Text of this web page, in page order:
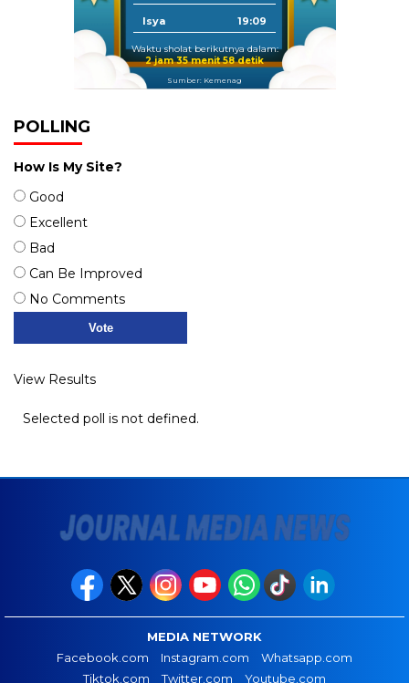
Isya 19:09
Waktu sholat berikutnya dalam:
2 jam 35 menit 58 detik
Sumber: Kemenag
POLLING
How Is My Site?
Good
Excellent
Bad
Can Be Improved
No Comments
View Results
Selected poll is not defined.
MEDIA NETWORK
Facebook.com
Instagram.com
Whatsapp.com
Tiktok.com
Twitter.com Youtube.com